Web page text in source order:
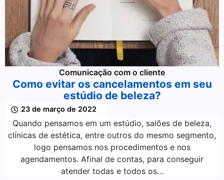
Comunicação com o cliente
Como evitar os cancelamentos em seu
estúdio de beleza?
23 de março de 2022
Quando pensamos em um estúdio, salões de beleza,
clínicas de estética, entre outros do mesmo segmento,
logo pensamos nos procedimentos e nos
agendamentos. Afinal de contas, para conseguir
atender todas e todos os…